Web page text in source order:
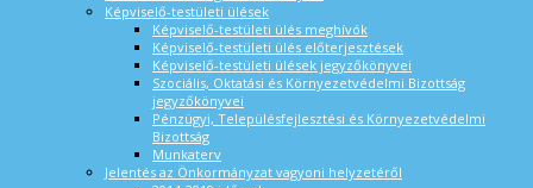
Képviselő-testületi ülések
Képviselő-testületi ülés meghívók
Képviselő-testületi ülés előterjesztések
Képviselő-testületi ülések jegyzőkönyvei
Szociális, Oktatási és Környezetvédelmi Bizottság
jegyzőkönyvei
Pénzügyi, Településfejlesztési és Környezetvédelmi
Bizottság
Munkaterv
Jelentés az Önkormányzat vagyoni helyzetéről